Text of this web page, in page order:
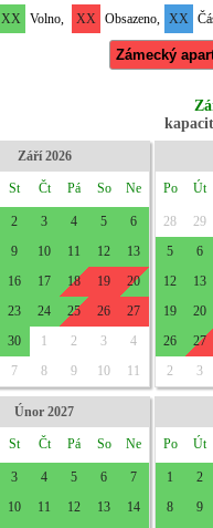
XX Volno, XX Obsazeno, XX
Zámecký
Září 2026
St Čt Pá So Ne
2 3 4 5
6
9 10 11 12
13
16 17 18 19
20
23 24 25 26
27
30 1 2 3
4
7 8 9 10 11
Po Út
28
29
5
6
12
13
19
20
26
27
2
3
Únor 2027
St Čt Pá So Ne
3 4 5 6
7
10 11 12 13
14
Po Út
1
2
8
9